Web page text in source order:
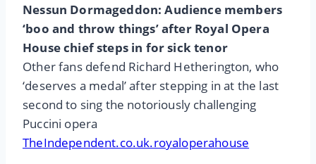
Nessun Dormageddon: Audience members
‘boo and throw things’ after Royal Opera
House chief steps in for sick tenor
Other fans defend Richard Hetherington, who
‘deserves a medal’ after stepping in at the last
second to sing the notoriously challenging
Puccini opera
TheIndependent.co.uk.royaloperahouse